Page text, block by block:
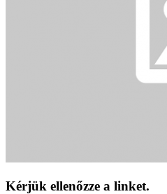
Kérjük ellenőzze a linket.